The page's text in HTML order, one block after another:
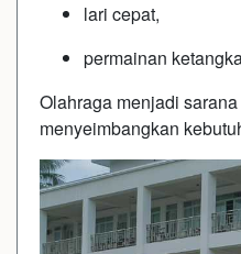
lari cepat,
permainan
Olahraga menjadi
menyeimbangkan